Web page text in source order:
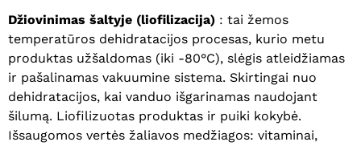
Krepšelyje nėra produktų.
Eiti Į Parduotuvę
Džiovinimas šaltyje (liofilizacija) : tai žemos
temperatūros dehidratacijos procesas, kurio metu
produktas užšaldomas (iki -80°C), slėgis atleidžiamas
ir pašalinamas vakuumine sistema. Skirtingai nuo
dehidratacijos, kai vanduo išgarinamas naudojant
šilumą. Liofilizuotas produktas ir puiki kokybė.
Išsaugomos vertės žaliavos medžiagos: vitaminai,